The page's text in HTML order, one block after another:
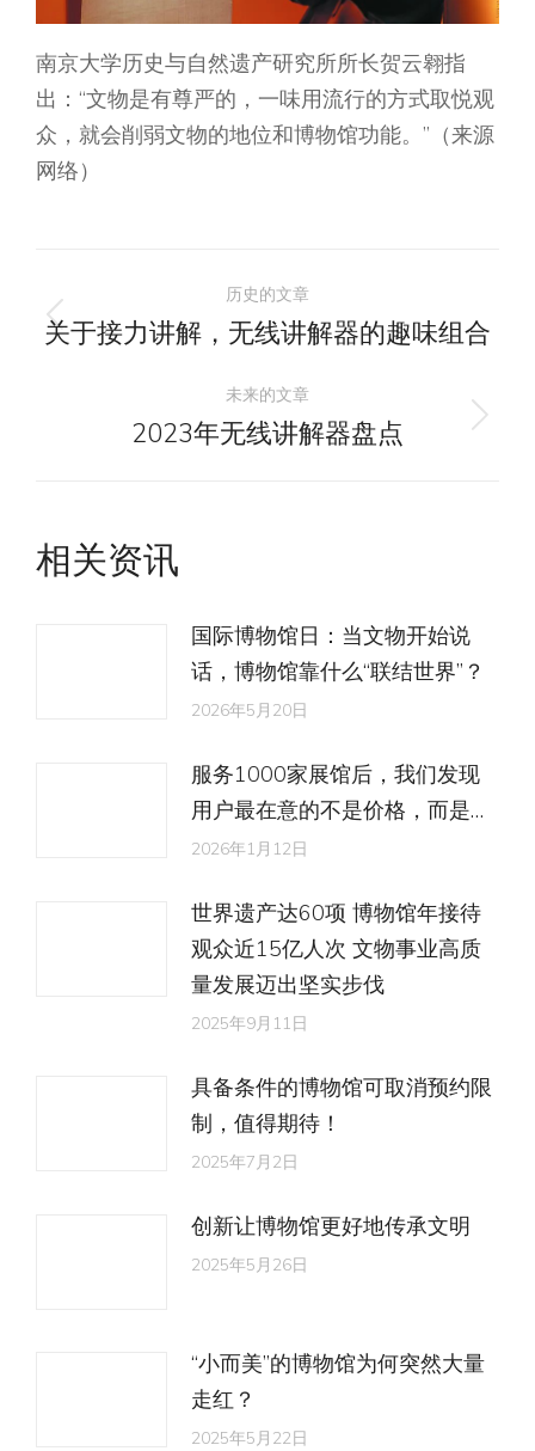
南京大学历史与自然遗产研究所所长贺云翱指
出：“文物是有尊严的，一味用流行的方式取悦观
众，就会削弱文物的地位和博物馆功能。”（来源
网络）
文
章
历史的文章
历
的
文
关于接力讲解，无线讲解器的趣味组合
未来的文章
未
2023年无线讲解器盘点
相关资讯
国际博物馆日：当文物开始说
话，博物馆靠什么“联结世界”？
2026年5月20日
服务1000家展馆后，我们发现
用户最在意的不是价格，而是…
2026年1月12日
世界遗产达60项 博物馆年接待
观众近15亿人次 文物事业高质
量发展迈出坚实步伐
2025年9月11日
具备条件的博物馆可取消预约限
制，值得期待！
2025年7月2日
创新让博物馆更好地传承文明
2025年5月26日
“小而美”的博物馆为何突然大量
走红？
2025年5月22日